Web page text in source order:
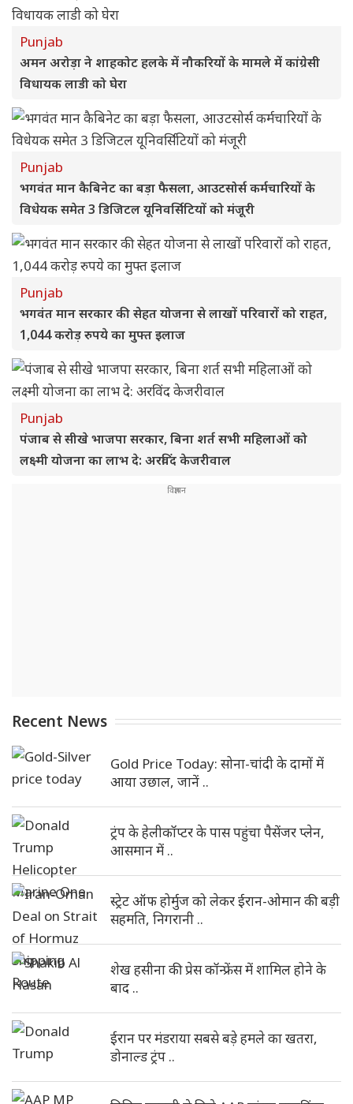
Punjab
अमन अरोड़ा ने शाहकोट हलके में नौकरियों के मामले में कांग्रेसी
विधायक लाडी को घेरा
Punjab
भगवंत मान कैबिनेट का बड़ा फैसला, आउटसोर्स कर्मचारियों के
विधेयक समेत 3 डिजिटल यूनिवर्सिटियों को मंजूरी
Punjab
भगवंत मान सरकार की सेहत योजना से लाखों परिवारों को राहत,
1,044 करोड़ रुपये का मुफ्त इलाज
Punjab
पंजाब से सीखे भाजपा सरकार, बिना शर्त सभी महिलाओं को
लक्ष्मी योजना का लाभ दे: अरविंद केजरीवाल
Recent News
Gold Price Today: सोना-चांदी के दामों में
आया उछाल, जानें ..
ट्रंप के हेलीकॉप्टर के पास पहुंचा पैसेंजर प्लेन,
आसमान में ..
स्ट्रेट ऑफ होर्मुज को लेकर ईरान-ओमान की बड़ी
सहमति, निगरानी ..
शेख हसीना की प्रेस कॉन्फ्रेंस में शामिल होने के
बाद ..
ईरान पर मंडराया सबसे बड़े हमले का खतरा,
डोनाल्ड ट्रंप ..